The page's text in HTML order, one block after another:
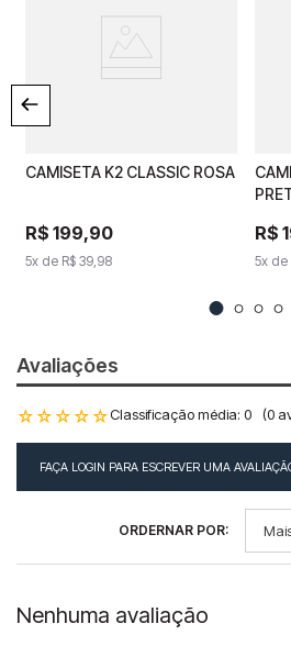
CAMISETA K2 CLASSIC ROSA
R$ 199,90
5x de R$ 39,98
CAMISETA K2 CLASSIC
R$ 199,90
5x deR$ 39
R$
5x de
5
Avaliações
☆ ☆ ☆ ☆ ☆Classificação média: 0 (0
FAÇA LOGIN PARA ESCREVER UMA
Nenhuma avaliação